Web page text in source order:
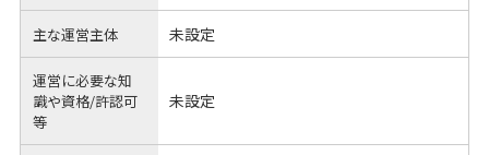
主な運営主体 未設定
運営に必要な知
識や資格/許認可
等
未設定